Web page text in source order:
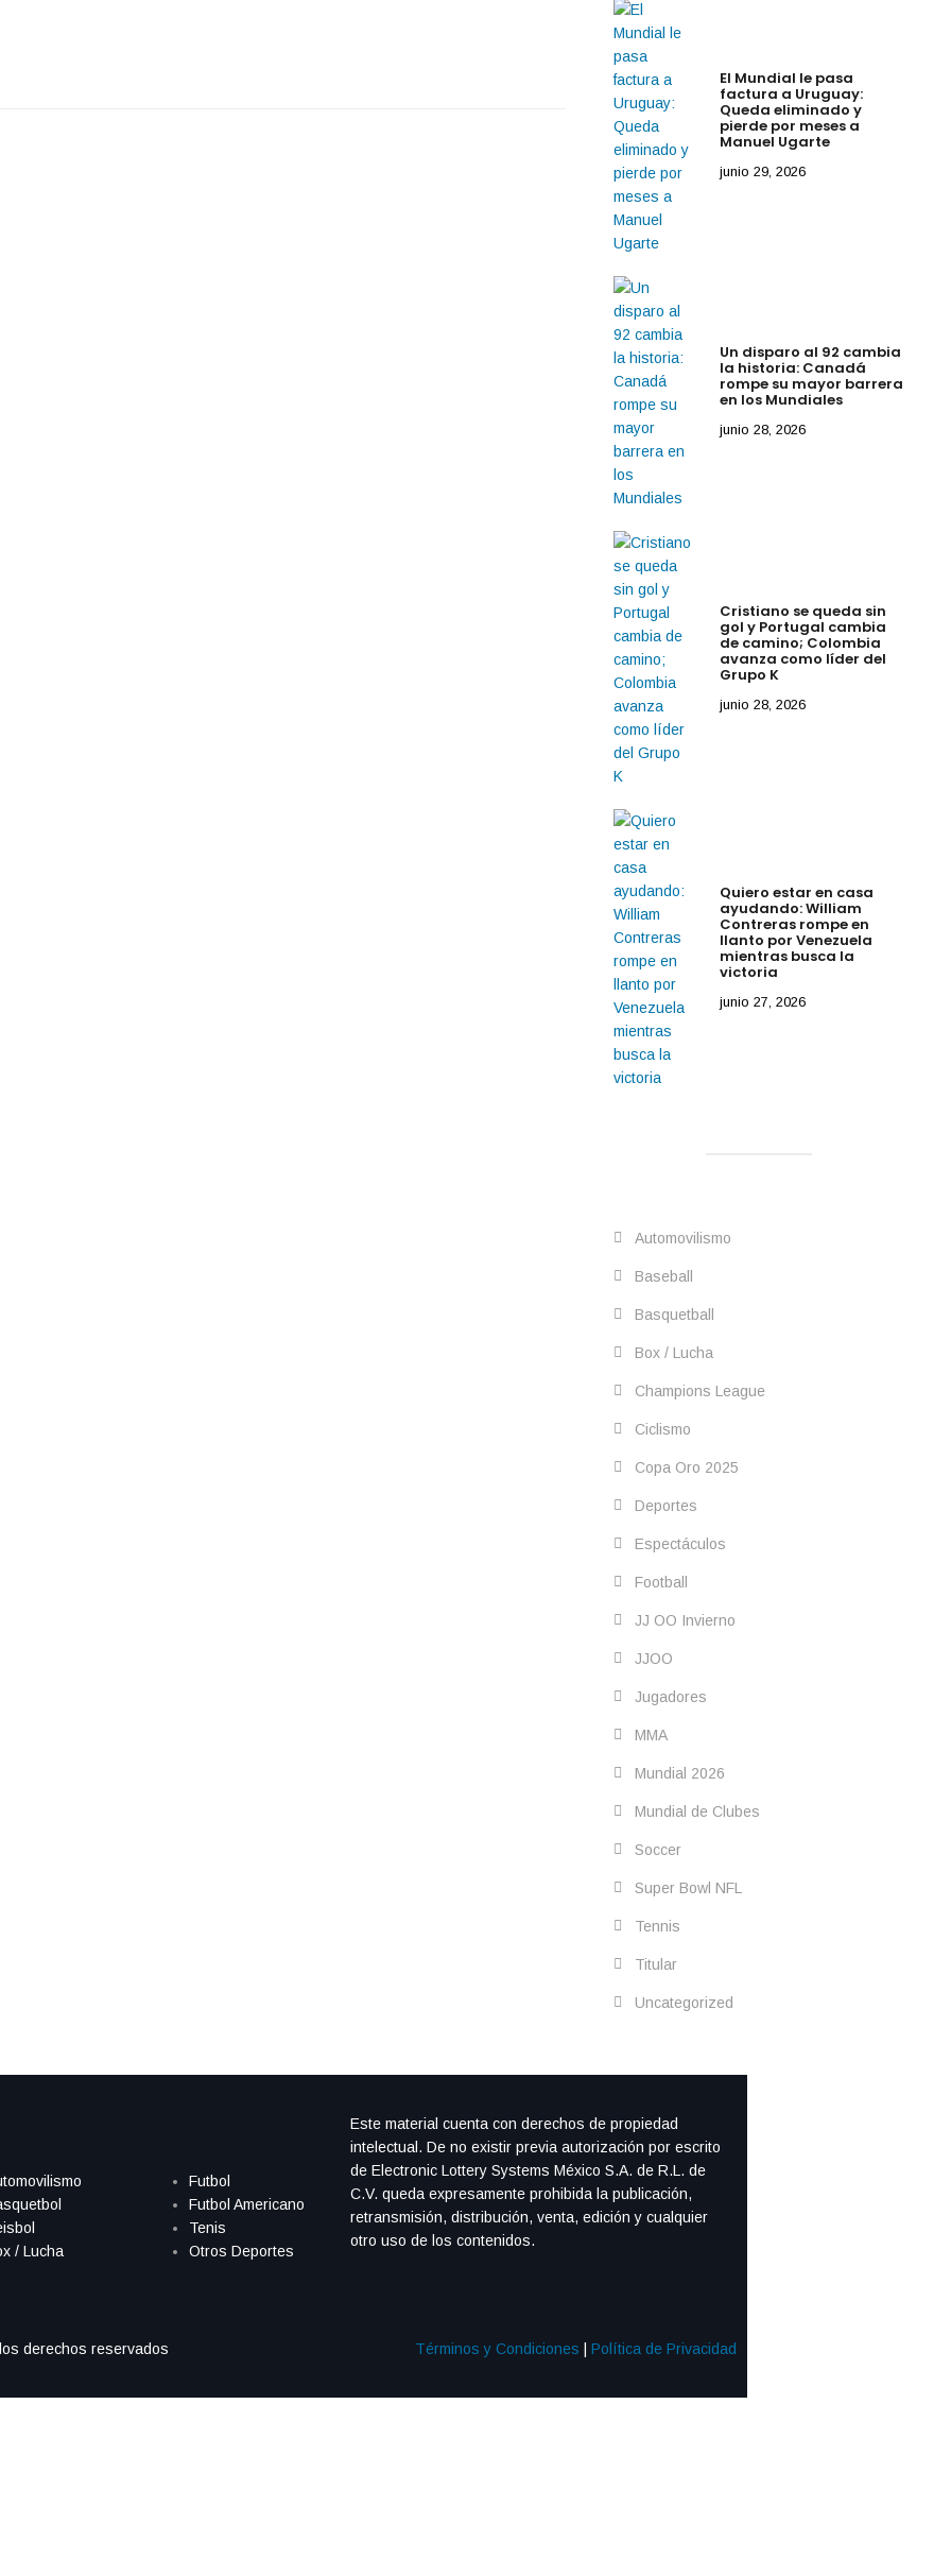
El Mundial le pasa
factura a Uruguay:
Queda eliminado y
pierde por meses a
Manuel Ugarte
junio 29, 2026
Un disparo al 92 cambia
la historia: Canadá
rompe su mayor barrera
en los Mundiales
junio 28, 2026
Cristiano se queda sin
gol y Portugal cambia
de camino; Colombia
avanza como líder del
Grupo K
junio 28, 2026
Quiero estar en casa
ayudando: William
Contreras rompe en
llanto por Venezuela
mientras busca la
victoria
junio 27, 2026
Automovilismo
Baseball
Basquetball
Box / Lucha
Champions League
Ciclismo
Copa Oro 2025
Deportes
Espectáculos
Football
JJ OO Invierno
JJOO
Jugadores
MMA
Mundial 2026
Mundial de Clubes
Soccer
Super Bowl NFL
Tennis
Titular
Uncategorized
/ Lucha
Futbol
Futbol Americano
Tenis
Otros Deportes
Este material cuenta con derechos de propiedad
intelectual. De no existir previa autorización por escrito
de Electronic Lottery Systems México S.A. de R.L. de
C.V. queda expresamente prohibida la publicación,
retransmisión, distribución, venta, edición y cualquier
otro uso de los contenidos.
derechos reservados Términos y Condiciones Política de Privacidad